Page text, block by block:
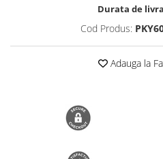
Polizoare Unghiulare
Durata de
Cod Produs:
Adauga la